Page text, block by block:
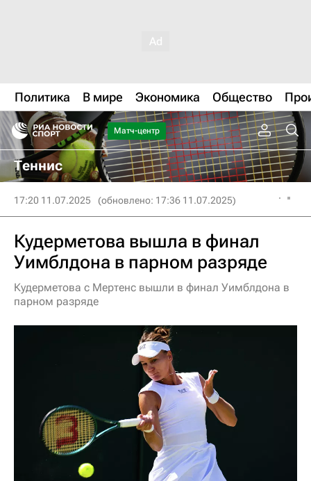
Политика В мире Экономика Общество
Матч-центр
Теннис
17:20 11.07.2025 (обновлено: 17:36 11.07.2025)
Кудерметова вышла в финал
Уимблдона в парном разряде
Кудерметова с Мертенс вышли в финал Уимблдона в
парном разряде